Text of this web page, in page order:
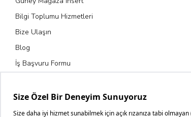
Bilgi Toplumu Hizmetleri
Bize Ulaşın
Blog
İş Başvuru Formu